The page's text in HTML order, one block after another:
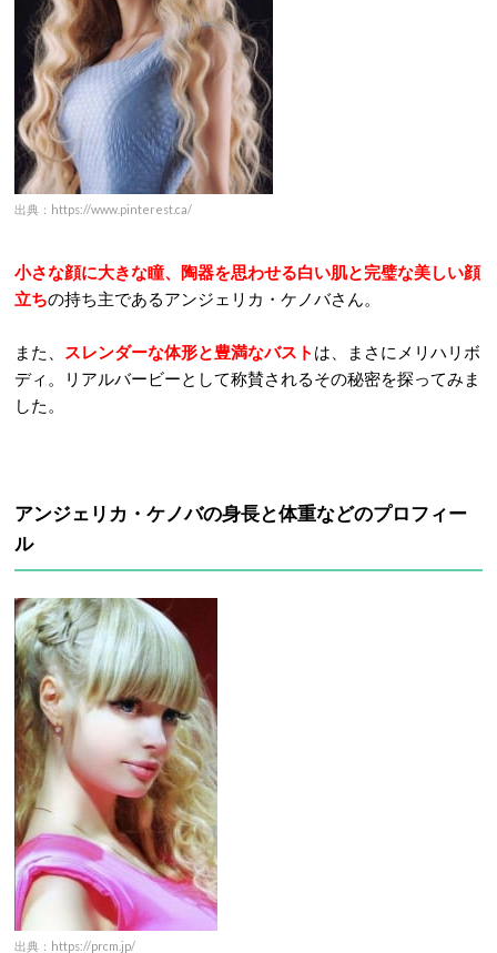
出典：https://www.pinterest.ca/
小さな顔に大きな瞳、陶器を思わせる白い肌と完璧な美しい顔
立ちの持ち主であるアンジェリカ・ケノバさん。
また、 スレンダーな体形と豊満なバスト は、まさにメリハリボ
ディ。リアルバービーとして称賛されるその秘密を探ってみま
した。
アンジェリカ・ケノバの身長と体重などのプロフィー
ル
出典：https://prcm.jp/